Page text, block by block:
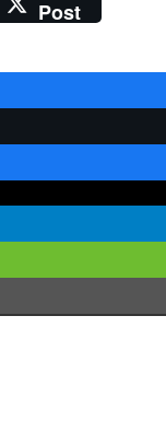
Post